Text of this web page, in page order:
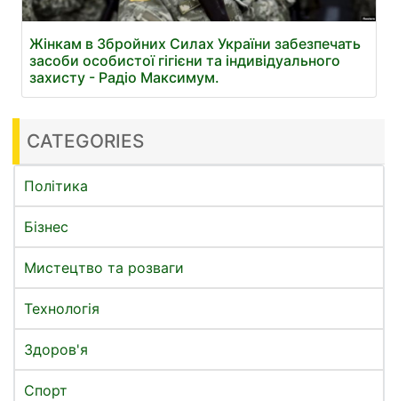
Жінкам в Збройних Силах України забезпечать
засоби особистої гігієни та індивідуального
захисту - Радіо Максимум.
CATEGORIES
Політика
Бізнес
Мистецтво та розваги
Технологія
Здоров'я
Спорт